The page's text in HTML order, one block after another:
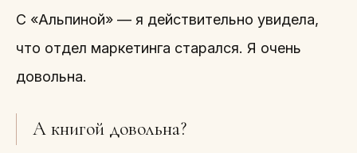
С «Альпиной» — я действительно увидела,
что отдел маркетинга старался. Я очень
довольна.
А книгой довольна?